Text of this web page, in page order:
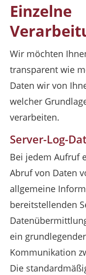
Einzelne
Wir möchten
transparent wie
Daten wir von
welcher
verarbeiten.
Server-Log-
Bei jedem Aufruf
Abruf von Daten
allgemeine
bereitstellenden
ein
Kommunikation
Die